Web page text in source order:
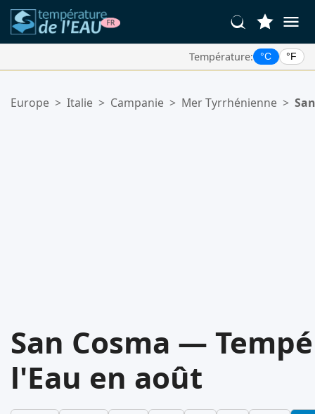
Température: °C °F
Votre liste de favoris est vide.
Europe > Italie > Campanie > Mer Tyrrhénienne >
San Cosma —
l'Eau en août